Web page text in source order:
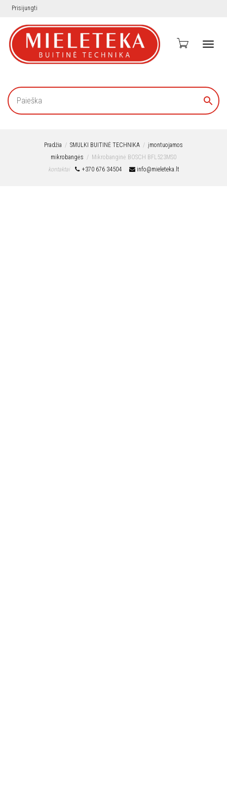
Prisijungti
Pradžia SMULKI BUITINĖ TECHNIKA
įmontuojamos
mikrobangės
Mikrobanginė BOSCH BFL523MS0
kontaktai
+370 676 34504 info@mieleteka.lt